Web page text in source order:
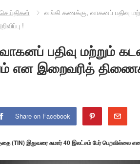
செய்திகள்
வங்கி கணக்கு, வாகனப் பதிவு
!
பதிவு மற்றும்
என இறைவரித்
Share on Facebook
(TIN) இதுவரை சுமார் 40 இலட்சம் பேர் பெறவில்லை